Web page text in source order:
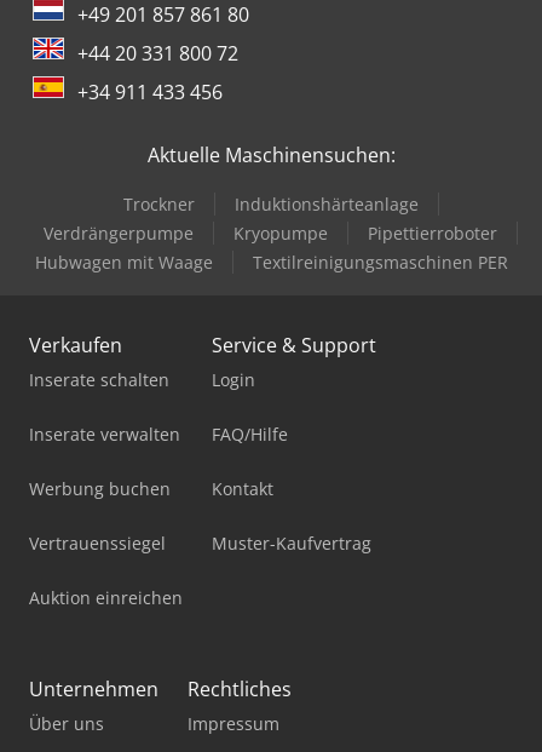
+49 201 857 861 80
+44 20 331 800 72
+34 911 433 456
Aktuelle Maschinensuchen:
Trockner
Induktionshärteanlage
Verdrängerpumpe
Kryopumpe
Pipettierroboter
Hubwagen mit Waage
Textilreinigungsmaschinen PER
Verkaufen
Inserate schalten
Inserate verwalten
Werbung buchen
Vertrauenssiegel
Auktion einreichen
Service & Support
Login
FAQ/Hilfe
Kontakt
Muster-Kaufvertrag
Unternehmen
Über uns
Rechtliches
Impressum